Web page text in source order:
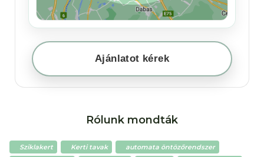
Ajánlatot kérek
Rólunk mondták
Sziklakert Kerti tavak
automata öntözőrendszer